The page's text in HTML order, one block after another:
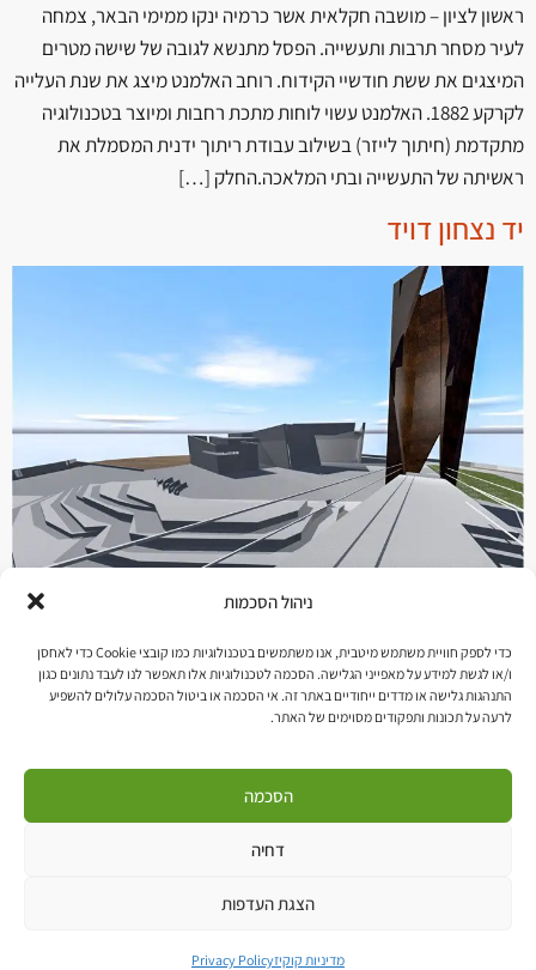
ניהול הסכמות
כדי לספק חוויית משתמש מיטבית, אנו משתמשים בטכנולוגיות כמו קובצי Cookie כדי לאחסן
ו/או לגשת למידע על מאפייני הגלישה. הסכמה לטכנולוגיות אלו תאפשר לנו לעבד נתונים כגון
התנהגות גלישה או מדדים ייחודיים באתר זה. אי הסכמה או ביטול הסכמה עלולים להשפיע
לרעה על תכונות ותפקודים מסוימים של האתר.
הסכמה
דחיה
הצגת העדפות
מדיניות קוקיזPrivacy Policy
ראשון לציון – מושבה חקלאית אשר כרמיה ינקו ממימי הבאר, צמחה
לעיר מסחר תרבות ותעשייה. הפסל מתנשא לגובה של שישה מטרים
המיצגים את ששת חודשיי הקידוח. רוחב האלמנט מיצג את שנת העלייה
לקרקע 1882. האלמנט עשוי לוחות מתכת רחבות ומיוצר בטכנולוגיה
מתקדמת (חיתוך לייזר) בשילוב עבודת ריתוך ידנית המסמלת את
ראשיתה של התעשייה ובתי המלאכה.החלק […]
יד נצחון דויד
בבסיס הרעיון התכנוני/עיצובי דויד הוא כלי לשינוי תפיסתי ; דויד הצעיר
משמש כפלטפורמה לשינוי המציאות. ממציאות חסרת תקווה לניצחון
גורף , ממצב של שפלות רוח לאמונה אדירה. המודל העיצובי מציג את
מגדל ( גולית ) , פלטפורמה ( דויד) ומבנים ( בני ישראל ) . השינוי […]
© כל הזכויות שמורות. אשר אלבז, מעצב